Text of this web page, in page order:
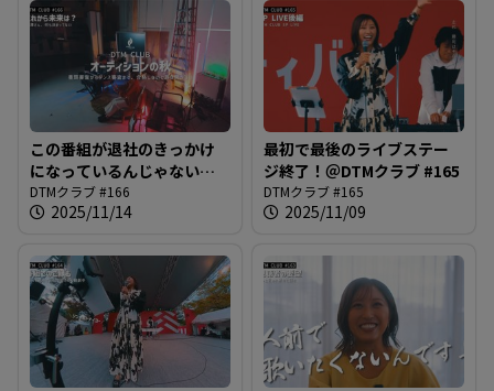
この番組が退社のきっかけ
になっているんじゃないの
か、という疑惑について＠
DTMクラブ #166
DTMクラブ #166
2025/11/14
最初で最後のライブステー
ジ終了！＠DTMクラブ #165
DTMクラブ #165
2025/11/09